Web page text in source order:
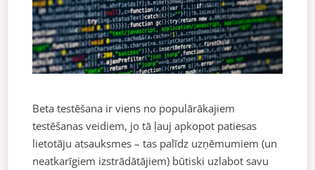
Beta testēšana ir viens no populārākajiem
testēšanas veidiem, jo tā ļauj apkopot patiesas
lietotāju atsauksmes – tas palīdz uzņēmumiem (un
neatkarīgiem izstrādātājiem) būtiski uzlabot savu